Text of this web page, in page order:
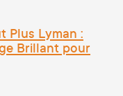
Plus Lyman :
Brillant pour